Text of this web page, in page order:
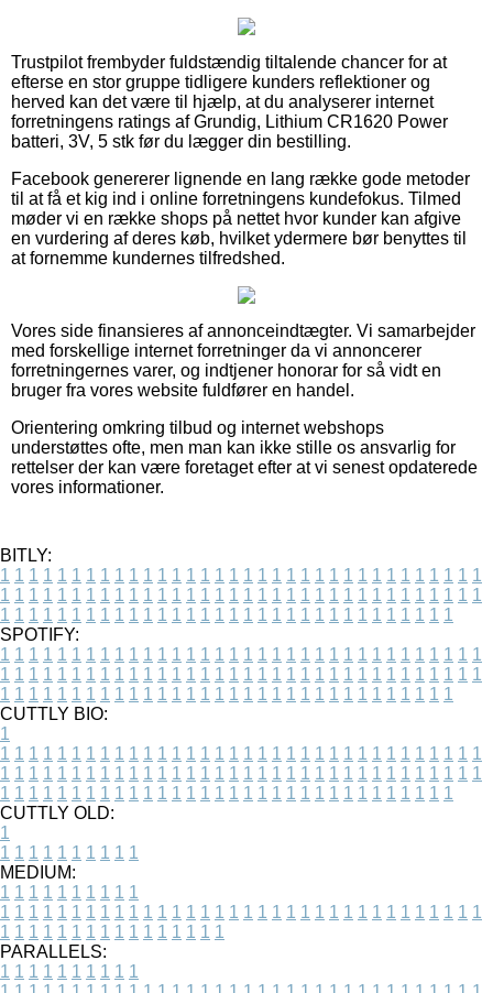
Trustpilot frembyder fuldstændig tiltalende chancer for at
efterse en stor gruppe tidligere kunders reflektioner og
herved kan det være til hjælp, at du analyserer internet
forretningens ratings af Grundig, Lithium CR1620 Power
batteri, 3V, 5 stk før du lægger din bestilling.
Facebook genererer lignende en lang række gode metoder
til at få et kig ind i online forretningens kundefokus. Tilmed
møder vi en række shops på nettet hvor kunder kan afgive
en vurdering af deres køb, hvilket ydermere bør benyttes til
at fornemme kundernes tilfredshed.
Vores side finansieres af annonceindtægter. Vi samarbejder
med forskellige internet forretninger da vi annoncerer
forretningernes varer, og indtjener honorar for så vidt en
bruger fra vores website fuldfører en handel.
Orientering omkring tilbud og internet webshops
understøttes ofte, men man kan ikke stille os ansvarlig for
rettelser der kan være foretaget efter at vi senest opdaterede
vores informationer.
BITLY:
1 1 1 1 1 1 1 1 1 1 1 1 1 1 1 1 1 1 1 1 1 1 1 1 1 1 1 1 1 1 1 1 1 1
1 1 1 1 1 1 1 1 1 1 1 1 1 1 1 1 1 1 1 1 1 1 1 1 1 1 1 1 1 1 1 1 1 1
1 1 1 1 1 1 1 1 1 1 1 1 1 1 1 1 1 1 1 1 1 1 1 1 1 1 1 1 1 1 1 1
SPOTIFY:
1 1 1 1 1 1 1 1 1 1 1 1 1 1 1 1 1 1 1 1 1 1 1 1 1 1 1 1 1 1 1 1 1 1
1 1 1 1 1 1 1 1 1 1 1 1 1 1 1 1 1 1 1 1 1 1 1 1 1 1 1 1 1 1 1 1 1 1
1 1 1 1 1 1 1 1 1 1 1 1 1 1 1 1 1 1 1 1 1 1 1 1 1 1 1 1 1 1 1 1
CUTTLY BIO:
1
1 1 1 1 1 1 1 1 1 1 1 1 1 1 1 1 1 1 1 1 1 1 1 1 1 1 1 1 1 1 1 1 1 1
1 1 1 1 1 1 1 1 1 1 1 1 1 1 1 1 1 1 1 1 1 1 1 1 1 1 1 1 1 1 1 1 1 1
1 1 1 1 1 1 1 1 1 1 1 1 1 1 1 1 1 1 1 1 1 1 1 1 1 1 1 1 1 1 1 1
CUTTLY OLD:
1
1 1 1 1 1 1 1 1 1 1
MEDIUM:
1 1 1 1 1 1 1 1 1 1
1 1 1 1 1 1 1 1 1 1 1 1 1 1 1 1 1 1 1 1 1 1 1 1 1 1 1 1 1 1 1 1 1 1
1 1 1 1 1 1 1 1 1 1 1 1 1 1 1 1
PARALLELS:
1 1 1 1 1 1 1 1 1 1